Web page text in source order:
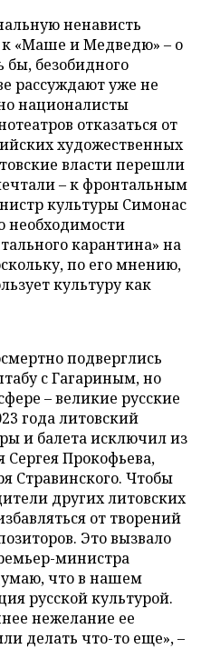
ненависть
к «Маше и Медведю» – о
бы, безобидного
рассуждают уже не
националисты
отказаться от
художественных
власти перешли
– к фронтальным
культуры Симонас
карантина» на
по его мнению,
культуру как
подверглись
с Гагариным, но
– великие русские
года литовский
и балета исключил из
Сергея Прокофьева,
Стравинского. Чтобы
других литовских
от творений
Это вызвало
министра
что в нашем
русской культурой.
нежелание ее
делать что-то еще», –